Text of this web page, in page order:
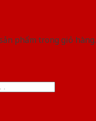
phẩm trong giỏ hàng.